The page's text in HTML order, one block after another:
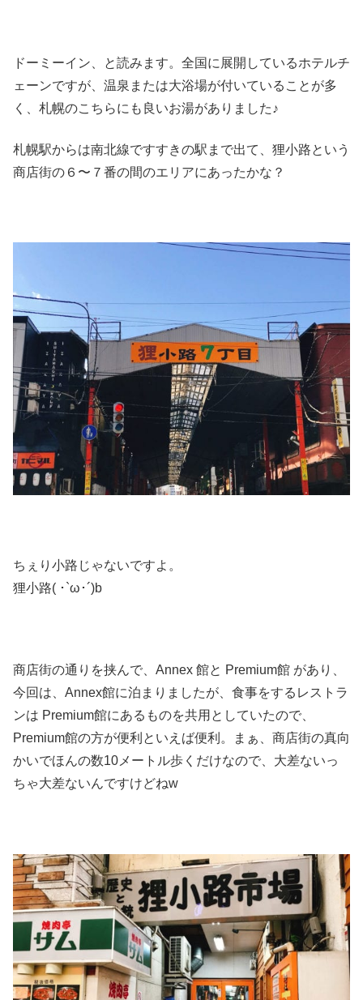
ドーミーイン、と読みます。全国に展開しているホテルチ
ェーンですが、温泉または大浴場が付いていることが多
く、札幌のこちらにも良いお湯がありました♪
札幌駅からは南北線ですすきの駅まで出て、狸小路という
商店街の６〜７番の間のエリアにあったかな？
ちぇり小路じゃないですよ。
狸小路( ･`ω･´)b
商店街の通りを挟んで、Annex 館と Premium館 があり、
今回は、Annex館に泊まりましたが、食事をするレストラ
ンは Premium館にあるものを共用としていたので、
Premium館の方が便利といえば便利。まぁ、商店街の真向
かいでほんの数10メートル歩くだけなので、大差ないっ
ちゃ大差ないんですけどねw